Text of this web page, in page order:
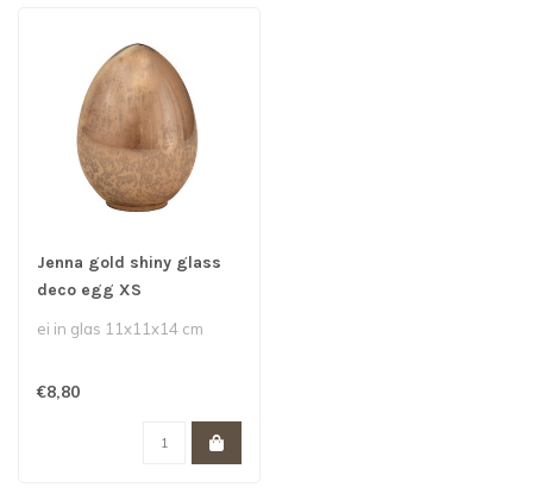
Jenna gold shiny glass
deco egg XS
ei in glas 11x11x14 cm
€8,80